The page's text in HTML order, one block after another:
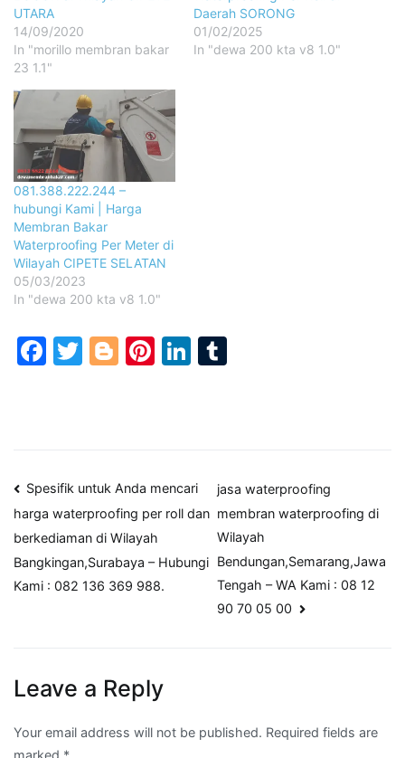
UTARA
14/09/2020
In "morillo membran bakar
23 1.1"
Daerah SORONG
01/02/2025
In "dewa 200 kta v8 1.0"
081.388.222.244 –
hubungi Kami | Harga
Membran Bakar
Waterproofing Per Meter di
Wilayah CIPETE SELATAN
05/03/2023
In "dewa 200 kta v8 1.0"
Facebook
Twitter
Blogger
Pinterest
LinkedIn
Post
navigation
Spesifik untuk Anda mencari
harga waterproofing per roll dan
berkediaman di Wilayah
Bangkingan,Surabaya – Hubungi
Kami : 082 136 369 988.
jasa waterproofing
membran waterproofing di
Wilayah
Bendungan,Semarang,Jawa
Tengah – WA Kami : 08 12
90 70 05 00
Leave a Reply
Your email address will not be published. Required fields are